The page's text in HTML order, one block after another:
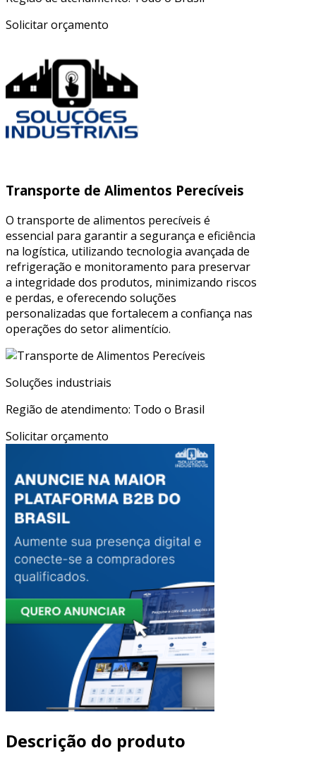
Solicitar orçamento
Transporte de Alimentos Perecíveis
O transporte de alimentos perecíveis é
essencial para garantir a segurança e eficiência
na logística, utilizando tecnologia avançada de
refrigeração e monitoramento para preservar
a integridade dos produtos, minimizando riscos
e perdas, e oferecendo soluções
personalizadas que fortalecem a confiança nas
operações do setor alimentício.
Soluções industriais
Região de atendimento: Todo o Brasil
Solicitar orçamento
Descrição do produto